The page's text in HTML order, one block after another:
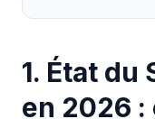
1. État du
en 2026